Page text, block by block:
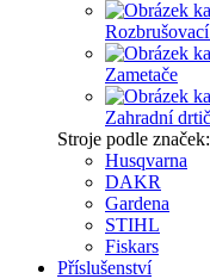
Zametače
Zahradní
Stroje podle značek:
Husqvarna
DAKR
Gardena
STIHL
Fiskars
Příslušenství